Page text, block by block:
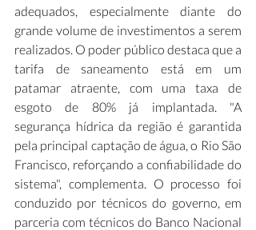
adequados, especialmente diante do
grande volume de investimentos a serem
realizados. O poder público destaca que a
tarifa de saneamento está em um
patamar atraente, com uma taxa de
esgoto de 80% já implantada. "A
segurança hídrica da região é garantida
pela principal captação de água, o Rio São
Francisco, reforçando a confiabilidade do
sistema", complementa. O processo foi
conduzido por técnicos do governo, em
parceria com técnicos do Banco Nacional